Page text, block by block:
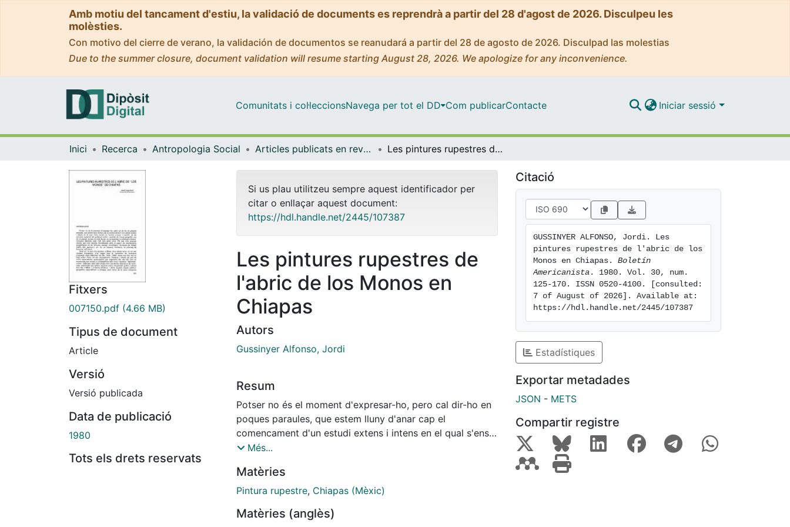
Amb motiu del tancament d'estiu, la validació de documents es reprendrà a partir del 28 d'agost de 2026. Disculpeu les
molèsties.
Con motivo del cierre de verano, la validación de documentos se reanudará a partir del 28 de agosto de 2026. Disculpad las molestias
Due to the summer closure, document validation will resume starting August 28, 2026. We apologize for any inconvenience.
Comunitats i col·leccionsNavega per tot el DD Com publicarContacte Iniciar sessió
Inici Recerca Antropologia Social Articles publicats en revistes (Antropologia Social) Les pintures rupestres de l'abric de los Monos en Chiapas
Fitxers
007150.pdf (4.66 MB)
Tipus de document
Article
Versió
Versió publicada
Data de publicació
1980
Tots els drets reservats
Si us plau utilitzeu sempre aquest identificador per
citar o enllaçar aquest document:
https://hdl.handle.net/2445/107387
Les pintures rupestres de
l'abric de los Monos en
Chiapas
Autors
Gussinyer Alfonso, Jordi
Resum
Potser no és el moment d'expresar-ho, pero cal dir-ho en
poques paraules, que estem lluny d'anar cap el
comencament d'un estudi extens i intens en el qual s'ens
mostri un horitzó connex i científic de les pintures
geografic que en un passat, encara no molt Ilunya, es va
assentar la civilització mesoamericana detruida aviat fara
recerca metoditzada amb el suport de distribucions
Més...
Matèries
Pintura rupestre, Chiapas (Mèxic)
Matèries (anglès)
Citació
GUSSINYER ALFONSO, Jordi. Les
pintures rupestres de l'abric de los
Monos en Chiapas. Boletín
Americanista . 1980. Vol. 30, num.
125-170. ISSN 0520-4100. [consulted:
7 of August of 2026]. Available at:
https://hdl.handle.net/2445/107387
Estadístiques
Exportar metadades
JSON - METS
Compartir registre